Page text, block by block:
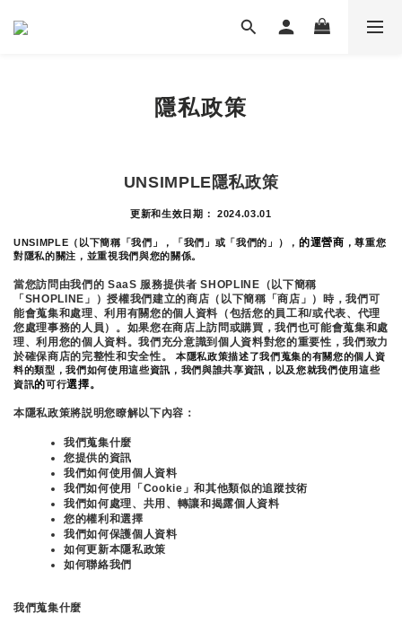
隱私政策
UNSIMPLE隱私政策
更新和生效日期： 2024.03.01
UNSIMPLE（以下簡稱「我們」，「我們」或「我們的」），的運營商 ，尊重您
對隱私的關注，並重視我們與您的關係。
當您訪問由我們的 SaaS 服務提供者 SHOPLINE（以下簡稱
「SHOPLINE」）授權我們建立的商店（以下簡稱「商店」）時，我們可
能會蒐集和處理、利用有關您的個人資料（包括您的員工和/或代表、代理
您處理事務的人員）。如果您在商店上訪問或購買，我們也可能會蒐集和處
理、利用您的個人資料。我們充分意識到個人資料對您的重要性，我們致力
於確保商店的完整性和安全性。
本隱私政策描述了我們蒐集的有關您的個人資
料的類型，我們如何使用這些資訊，我們與誰共享資訊，以及您就我們使用這些
資訊的可行選擇。
本隱私政策將説明您瞭解以下內容：
我們蒐集什麼
您提供的資訊
我們如何使用個人資料
我們如何使用「Cookie」和其他類似的追蹤技術
我們如何處理、共用、轉讓和揭露個人資料
您的權利和選擇
我們如何保護個人資料
如何更新本隱私政策
如何聯絡我們
我們蒐集什麼